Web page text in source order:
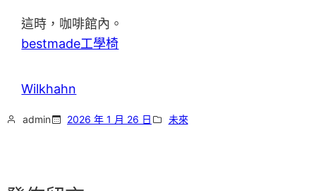
這時，咖啡館內。
bestmade工學椅
Wilkhahn
admin 2026 年 1 月 26 日 未來